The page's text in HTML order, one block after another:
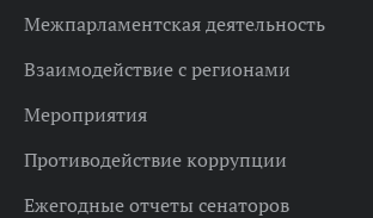
Межпарламентская деятельность
Взаимодействие с регионами
Мероприятия
Противодействие коррупции
Ежегодные отчеты сенаторов